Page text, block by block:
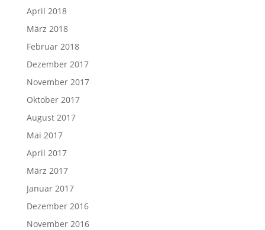
April 2018
März 2018
Februar 2018
Dezember 2017
November 2017
Oktober 2017
August 2017
Mai 2017
April 2017
März 2017
Januar 2017
Dezember 2016
November 2016